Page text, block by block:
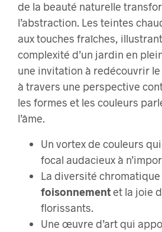
de la beauté naturelle
l’abstraction. Les teintes
aux touches fraîches,
complexité d’un jardin en
une invitation à redécouvrir
à travers une perspective
les formes et les couleurs
l’âme.
Un vortex de couleurs
focal audacieux à
La diversité chromatique
foisonnementet la joie
florissants.
Une œuvre d’art qui